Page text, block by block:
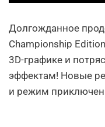
Долгожданное
Championship
3D-графике и
эффектам! Новые
и режим